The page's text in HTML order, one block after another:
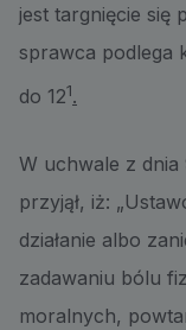
jest targnięcie się
sprawca podlega
do 121.
W uchwale z dnia
przyjął, iż:
działanie albo
zadawaniu bólu
moralnych,